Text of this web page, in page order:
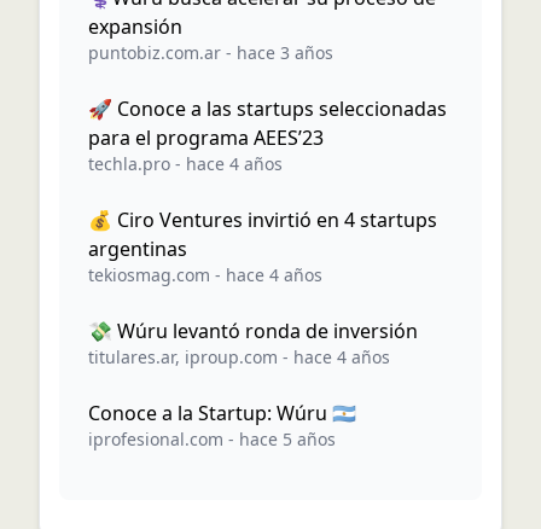
expansión
puntobiz.com.ar - hace 3 años
🚀 Conoce a las startups seleccionadas
para el programa AEES’23
techla.pro - hace 4 años
💰 Ciro Ventures invirtió en 4 startups
argentinas
tekiosmag.com - hace 4 años
💸 Wúru levantó ronda de inversión
titulares.ar, iproup.com - hace 4 años
Conoce a la Startup: Wúru 🇦🇷
iprofesional.com - hace 5 años